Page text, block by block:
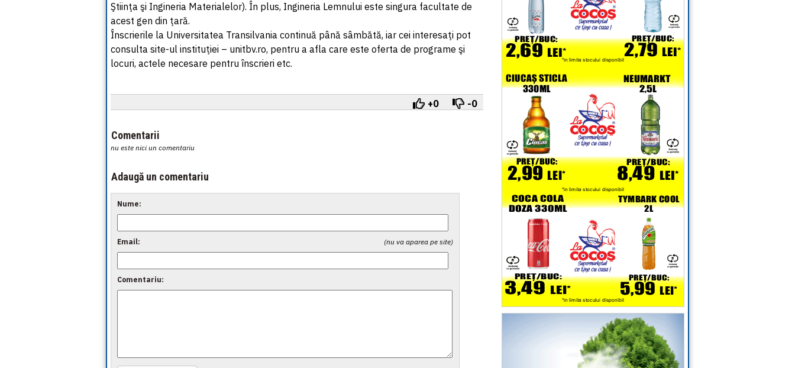
Ştiinţa şi Ingineria Materialelor). În plus, Ingineria Lemnului este singura facultate de
acest gen din ţară.
Înscrierile la Universitatea Transilvania continuă până sâmbătă, iar cei interesaţi pot
consulta site-ul instituţiei – unitbv.ro, pentru a afla care este oferta de programe şi
locuri, actele necesare pentru înscrieri etc.
+0 -0
Comentarii
nu este nici un comentariu
Adaugă un comentariu
Nume:
(nu va aparea pe site)
Email:
Comentariu: